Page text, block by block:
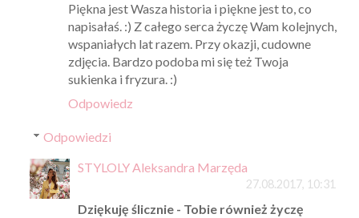
Piękna jest Wasza historia i piękne jest to, co
napisałaś. :) Z całego serca życzę Wam kolejnych,
wspaniałych lat razem. Przy okazji, cudowne
zdjęcia. Bardzo podoba mi się też Twoja
sukienka i fryzura. :)
Odpowiedz
Odpowiedzi
STYLOLY Aleksandra Marzęda
27.08.2017, 10:31
Dziękuję ślicznie - Tobie również życzę